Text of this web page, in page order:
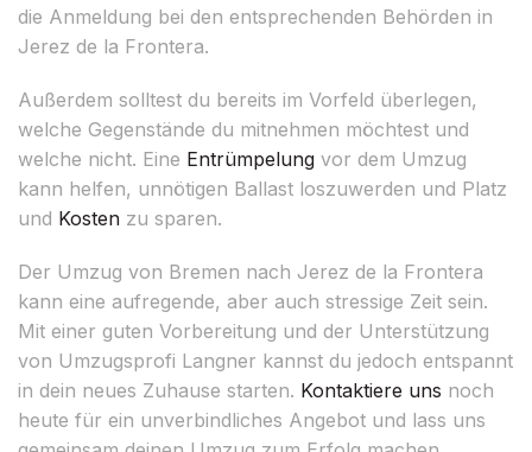
die Anmeldung bei den entsprechenden Behörden in
Jerez de la Frontera.
Außerdem solltest du bereits im Vorfeld überlegen,
welche Gegenstände du mitnehmen möchtest und
welche nicht. Eine Entrümpelung vor dem Umzug
kann helfen, unnötigen Ballast loszuwerden und Platz
und Kosten zu sparen.
Der Umzug von Bremen nach Jerez de la Frontera
kann eine aufregende, aber auch stressige Zeit sein.
Mit einer guten Vorbereitung und der Unterstützung
von Umzugsprofi Langner kannst du jedoch entspannt
in dein neues Zuhause starten. Kontaktiere uns noch
heute für ein unverbindliches Angebot und lass uns